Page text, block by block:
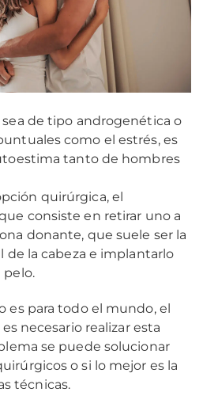
sea de tipo androgenética o
como el estrés, es
tanto de hombres
quirúrgica, el
consiste en retirar uno a
donante, que suele ser la
de la cabeza e implantarlo
pelo.
es para todo el mundo, el
necesario realizar esta
se puede solucionar
o si lo mejor es la
técnicas.